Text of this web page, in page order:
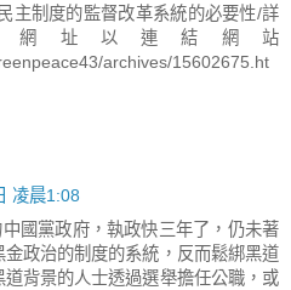
主制度的監督改革系統的必要性/詳
網址以連結網站
archives/15602675.ht
凌晨1:08
國黨政府，執政快三年了，仍未著
政治的制度的系統，反而鬆綁黑道
背景的人士透過選舉擔任公職，或